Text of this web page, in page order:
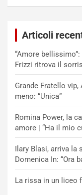
Articoli
“Amore
Frizzi ritrova il
Grande Fratello
meno: “Unica”
Romina Power, la
amore | “Ha il mio
Ilary Blasi, arriva la
Domenica In: “Ora
La rissa in un liceo